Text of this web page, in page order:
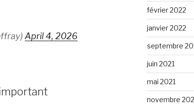
April 4, 2026
février 2022
janvier 2022
septembre
juin 2021
mai 2021
novembre